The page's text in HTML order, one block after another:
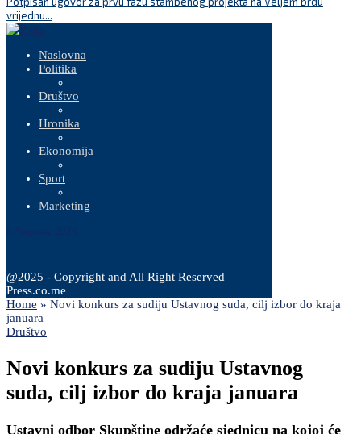
vrijednu...
Naslovna
Politika
Društvo
Hronika
Ekonomija
Sport
Marketing
@2025 - Copyright and All Right Reserved
Press.co.me
Home » Novi konkurs za sudiju Ustavnog suda, cilj izbor do kraja
januara
Društvo
Novi konkurs za sudiju Ustavnog
suda, cilj izbor do kraja januara
Ustavni odbor Skupštine održaće sjednicu na kojoj će